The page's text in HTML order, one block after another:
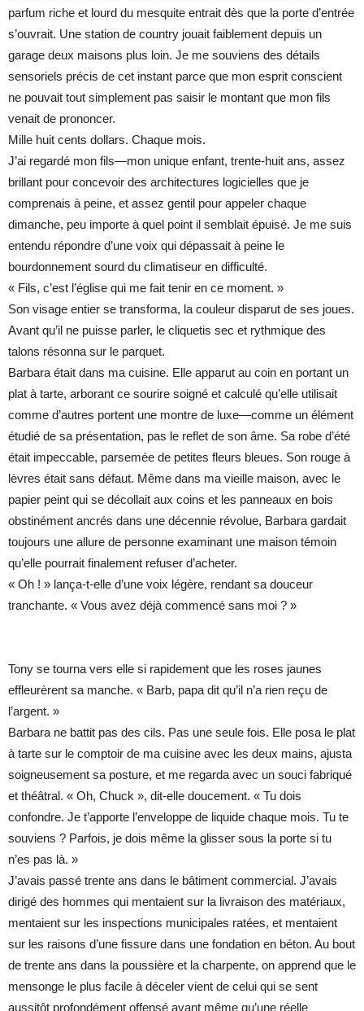
parfum riche et lourd du mesquite entrait dès que la porte d’entrée
s’ouvrait. Une station de country jouait faiblement depuis un
garage deux maisons plus loin. Je me souviens des détails
sensoriels précis de cet instant parce que mon esprit conscient
ne pouvait tout simplement pas saisir le montant que mon fils
venait de prononcer.
Mille huit cents dollars. Chaque mois.
J’ai regardé mon fils—mon unique enfant, trente-huit ans, assez
brillant pour concevoir des architectures logicielles que je
comprenais à peine, et assez gentil pour appeler chaque
dimanche, peu importe à quel point il semblait épuisé. Je me suis
entendu répondre d’une voix qui dépassait à peine le
bourdonnement sourd du climatiseur en difficulté.
« Fils, c’est l’église qui me fait tenir en ce moment. »
Son visage entier se transforma, la couleur disparut de ses joues.
Avant qu’il ne puisse parler, le cliquetis sec et rythmique des
talons résonna sur le parquet.
Barbara était dans ma cuisine. Elle apparut au coin en portant un
plat à tarte, arborant ce sourire soigné et calculé qu’elle utilisait
comme d’autres portent une montre de luxe—comme un élément
étudié de sa présentation, pas le reflet de son âme. Sa robe d’été
était impeccable, parsemée de petites fleurs bleues. Son rouge à
lèvres était sans défaut. Même dans ma vieille maison, avec le
papier peint qui se décollait aux coins et les panneaux en bois
obstinément ancrés dans une décennie révolue, Barbara gardait
toujours une allure de personne examinant une maison témoin
qu’elle pourrait finalement refuser d’acheter.
« Oh ! » lança-t-elle d’une voix légère, rendant sa douceur
tranchante. « Vous avez déjà commencé sans moi ? »
Tony se tourna vers elle si rapidement que les roses jaunes
effleurèrent sa manche. « Barb, papa dit qu’il n’a rien reçu de
l’argent. »
Barbara ne battit pas des cils. Pas une seule fois. Elle posa le plat
à tarte sur le comptoir de ma cuisine avec les deux mains, ajusta
soigneusement sa posture, et me regarda avec un souci fabriqué
et théâtral. « Oh, Chuck », dit-elle doucement. « Tu dois
confondre. Je t’apporte l’enveloppe de liquide chaque mois. Tu te
souviens ? Parfois, je dois même la glisser sous la porte si tu
n’es pas là. »
J’avais passé trente ans dans le bâtiment commercial. J’avais
dirigé des hommes qui mentaient sur la livraison des matériaux,
mentaient sur les inspections municipales ratées, et mentaient
sur les raisons d’une fissure dans une fondation en béton. Au bout
de trente ans dans la poussière et la charpente, on apprend que le
mensonge le plus facile à déceler vient de celui qui se sent
aussitôt profondément offensé avant même qu’une réelle